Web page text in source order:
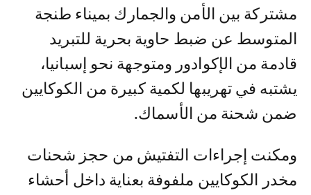
مشتركة بين الأمن والجمارك بميناء طنجة
المتوسط عن ضبط حاوية بحرية للتبريد
قادمة من الإكوادور ومتوجهة نحو إسبانيا،
يشتبه في تهريبها لكمية كبيرة من الكوكايين
ضمن شحنة من الأسماك.
ومكنت إجراءات التفتيش من حجز شحنات
مخدر الكوكايين ملفوفة بعناية داخل أحشاء